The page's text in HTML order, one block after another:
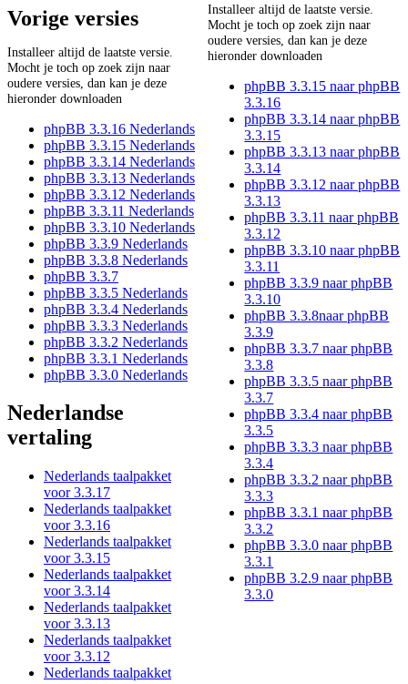
Vorige versies
Installeer altijd de laatste versie.
Mocht je toch op zoek zijn naar
oudere versies, dan kan je deze
hieronder downloaden
phpBB 3.3.16 Nederlands
phpBB 3.3.15 Nederlands
phpBB 3.3.14 Nederlands
phpBB 3.3.13 Nederlands
phpBB 3.3.12 Nederlands
phpBB 3.3.11 Nederlands
phpBB 3.3.10 Nederlands
phpBB 3.3.9 Nederlands
phpBB 3.3.8 Nederlands
phpBB 3.3.7
phpBB 3.3.5 Nederlands
phpBB 3.3.4 Nederlands
phpBB 3.3.3 Nederlands
phpBB 3.3.2 Nederlands
phpBB 3.3.1 Nederlands
phpBB 3.3.0 Nederlands
Nederlandse
vertaling
Nederlands taalpakket
voor 3.3.17
Nederlands taalpakket
voor 3.3.16
Nederlands taalpakket
voor 3.3.15
Nederlands taalpakket
voor 3.3.14
Nederlands taalpakket
voor 3.3.13
Nederlands taalpakket
voor 3.3.12
Nederlands taalpakket
Installeer altijd de laatste versie.
Mocht je toch op zoek zijn naar
oudere versies, dan kan je deze
hieronder downloaden
phpBB 3.3.15 naar phpBB
3.3.16
phpBB 3.3.14 naar phpBB
3.3.15
phpBB 3.3.13 naar phpBB
3.3.14
phpBB 3.3.12 naar phpBB
3.3.13
phpBB 3.3.11 naar phpBB
3.3.12
phpBB 3.3.10 naar phpBB
3.3.11
phpBB 3.3.9 naar phpBB
3.3.10
phpBB 3.3.8naar phpBB
3.3.9
phpBB 3.3.7 naar phpBB
3.3.8
phpBB 3.3.5 naar phpBB
3.3.7
phpBB 3.3.4 naar phpBB
3.3.5
phpBB 3.3.3 naar phpBB
3.3.4
phpBB 3.3.2 naar phpBB
3.3.3
phpBB 3.3.1 naar phpBB
3.3.2
phpBB 3.3.0 naar phpBB
3.3.1
phpBB 3.2.9 naar phpBB
3.3.0